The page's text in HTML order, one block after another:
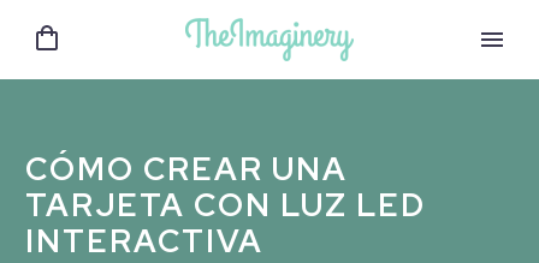
CÓMO CREAR UNA
TARJETA CON LUZ LED
INTERACTIVA